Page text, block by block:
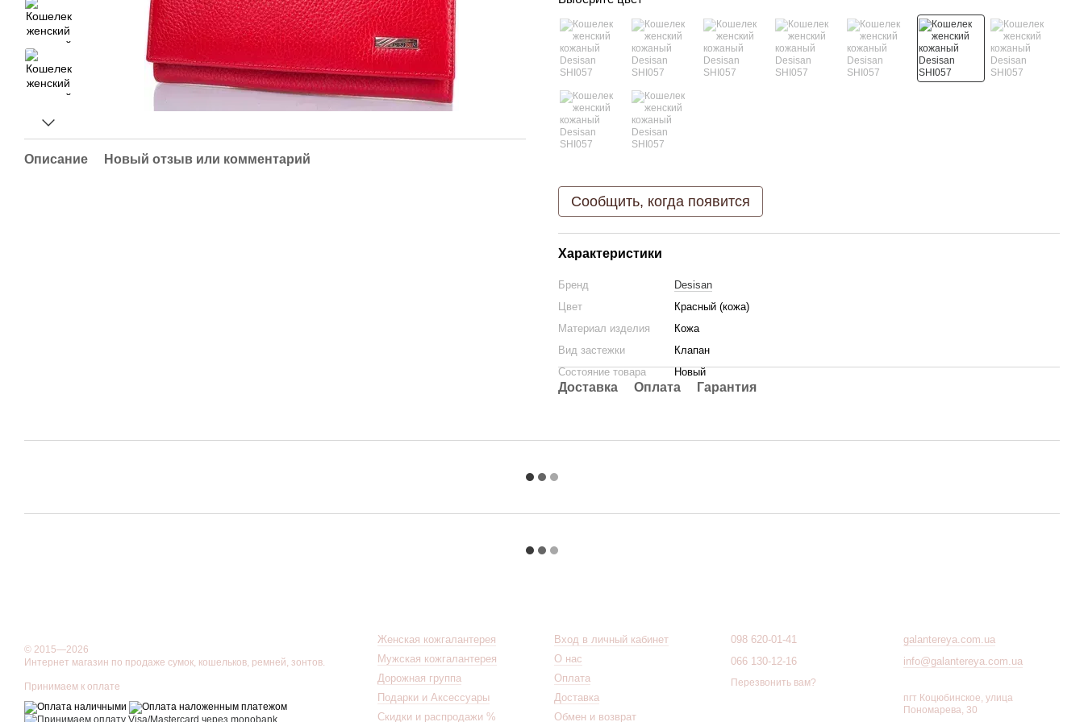
Описание Новый отзыв или комментарий
Сообщить, когда появится
Характеристики
Бренд
Desisan
Цвет
Красный (кожа)
Материал изделия
Кожа
Вид застежки
Клапан
Состояние товара
Новый
Доставка Оплата Гарантия
© 2015—2026
Интернет магазин по продаже сумок, кошельков, ремней, зонтов.
Принимаем к оплате
Женская кожгалантерея
Мужская кожгалантерея
Дорожная группа
Подарки и Аксессуары
Скидки и распродажи %
Вход в личный кабинет
О нас
Оплата
Доставка
Обмен и возврат
098 620-01-41
066 130-12-16
Перезвонить вам?
galantereya.com.ua
info@galantereya.com.ua
пгт Коцюбинское, улица
Пономарева, 30